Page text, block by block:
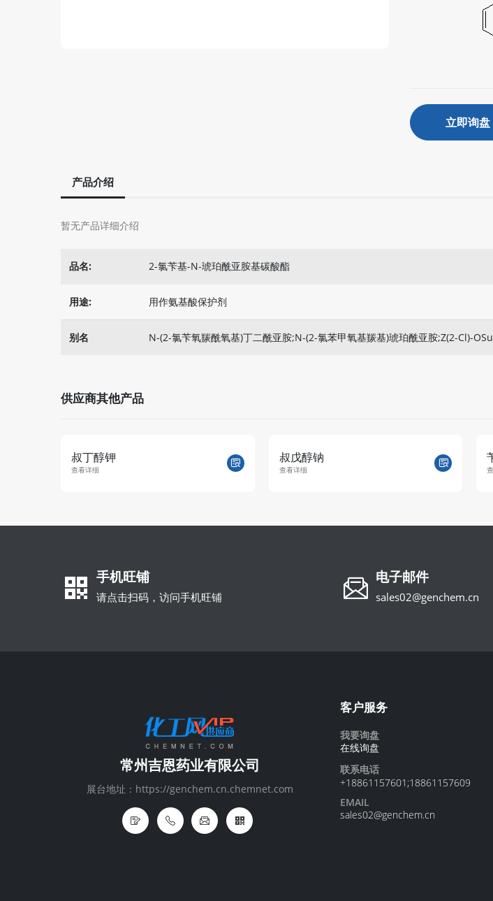
立即询盘
产品介绍
暂无产品详细介绍
品名: 2-氯苄基-N-琥珀酰亚胺基碳酸酯
用途: 用作氨基酸保护剂
别名 N-(2-氯苄氧羰酰氧基)丁二酰亚胺;N-(2-氯苯甲氧基羰基)琥珀酰亚胺;Z(2-Cl)-OSu
供应商其他产品
叔戊醇钠
查看详细
苄基-N-琥珀酰亚胺...
查看详细
手机旺铺
请点击扫码，访问手机旺铺
电子邮件
sales02@genchem.cn
常州吉恩药业有限公司
展台地址：https://genchem.cn.chemnet.com
客户服务
我要询盘
在线询盘
联系电话
+18861157601;18861157609
EMAIL
sales02@genchem.cn